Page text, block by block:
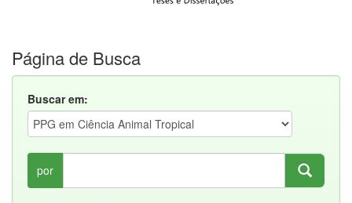
Página de Busca
Buscar em:
por